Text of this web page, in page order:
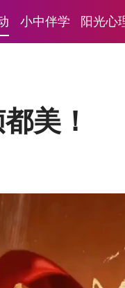
小中伴学 阳光心
美！